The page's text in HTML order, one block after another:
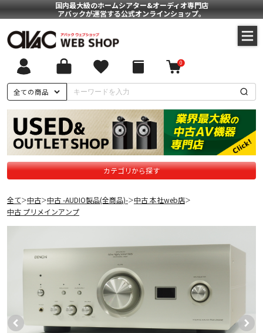
国内最大級のホームシアター&オーディオ専門店
アバックが運営する公式オンラインショップ。
全ての商品
0
カテゴリから探す
全て＞中古＞中古 -AUDIO製品(全商品)-＞中古 本社web店＞
中古 プリメインアンプ